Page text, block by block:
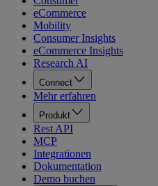
eCommerce
Mobility
Consumer Insights
eCommerce Insights
Research AI
Connect
Mehr erfahren
Produkt
Rest API
MCP
Integrationen
Dokumentation
Demo buchen